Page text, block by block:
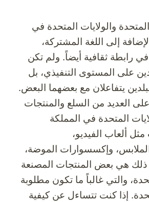
والولايات المتحدة في
إلى اللغة المشتركة،
رابطة ثقافية أيضاً. ولم تكن
على المستوى التنفيذي، بل
يتفاعلان مع بعضهما البعض.
العديد من السلع والمنتجات
المتحدة في المملكة
ألعاب الفيديو،
وإكسسوارات الموضة،
ذلك هي بعض المنتجات المصنعة
والتي غالباً ما تكون مطلوبة
إذا كنت تتساءل عن كيفية